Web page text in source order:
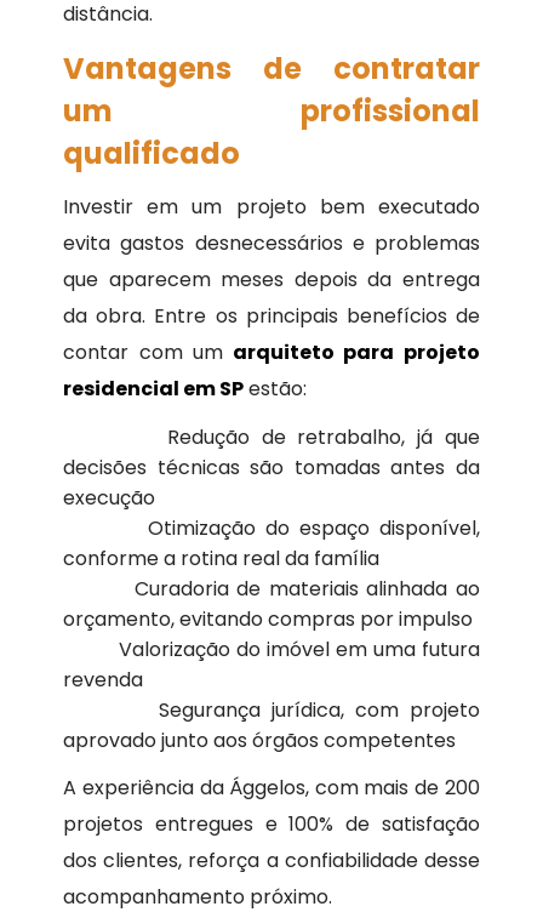
distância.
Vantagens de contratar
um profissional
qualificado
Investir em um projeto bem executado
evita gastos desnecessários e problemas
que aparecem meses depois da entrega
da obra. Entre os principais benefícios de
contar com um arquiteto para projeto
residencial em SPestão:
Redução de retrabalho, já que
decisões técnicas são tomadas antes da
execução
Otimização do espaço disponível,
conforme a rotina real da família
Curadoria de materiais alinhada ao
orçamento, evitando compras por impulso
Valorização do imóvel em uma futura
revenda
Segurança jurídica, com projeto
aprovado junto aos órgãos competentes
A experiência da Ággelos, com mais de 200
projetos entregues e 100% de satisfação
dos clientes, reforça a confiabilidade desse
acompanhamento próximo.